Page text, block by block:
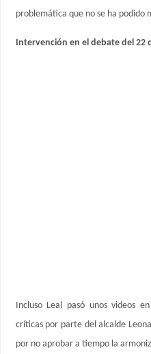
problemática que no se ha podido
Intervención en el debate del 22
Incluso Leal pasó unos videos
críticas por parte del alcalde
por no aprobar a tiempo la